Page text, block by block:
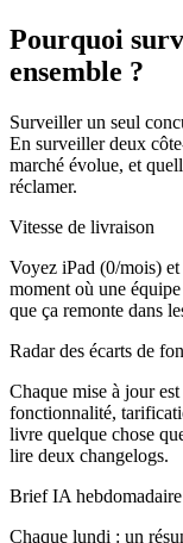
Pourquoi
ensemble ?
Surveiller un seul
En surveiller deux
marché évolue, et
réclamer.
Vitesse de livraison
Voyez iPad (0/mois)
moment où une
que ça remonte dans
Radar des écarts de
Chaque mise à jour
fonctionnalité,
livre quelque chose
lire deux changelogs.
Brief IA hebdomadaire
Chaque lundi : un